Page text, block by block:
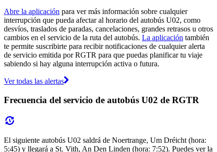
Abre la aplicación para ver más información sobre cualquier
interrupción que pueda afectar al horario del autobús U02, como
desvíos, traslados de paradas, cancelaciones, grandes retrasos u otros
cambios en el servicio de la ruta del autobús. La aplicación también
te permite suscribirte para recibir notificaciones de cualquier alerta
de servicio emitida por RGTR para que puedas planificar tu viaje
sabiendo si hay alguna interrupción activa o futura.
Ver todas las alertas
Frecuencia del servicio de autobús U02 de RGTR
El siguiente autobús U02 saldrá de Noertrange, Um Dréicht (hora:
5:45) y llegará a St. Vith, An Den Linden (hora: 7:52). Puedes ver la